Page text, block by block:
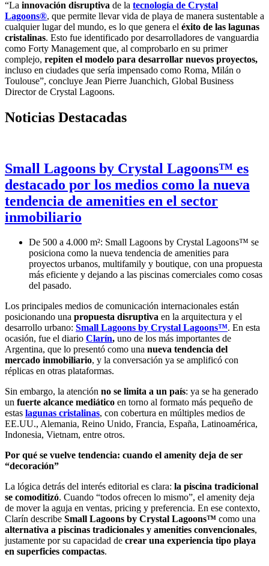
“La innovación disruptiva de la tecnología de Crystal
Lagoons®, que permite llevar vida de playa de manera sustentable a
cualquier lugar del mundo, es lo que genera el éxito de las lagunas
cristalinas. Esto fue identificado por desarrolladores de vanguardia
como Forty Management que, al comprobarlo en su primer
complejo, repiten el modelo para desarrollar nuevos proyectos,
incluso en ciudades que sería impensado como Roma, Milán o
Toulouse”, concluye Jean Pierre Juanchich, Global Business
Director de Crystal Lagoons.
Noticias Destacadas
Small Lagoons by Crystal Lagoons™ es
destacado por los medios como la nueva
tendencia de amenities en el sector
inmobiliario
De 500 a 4.000 m²: Small Lagoons by Crystal Lagoons™ se
posiciona como la nueva tendencia de amenities para
proyectos urbanos, multifamily y boutique, con una propuesta
más eficiente y dejando a las piscinas comerciales como cosas
del pasado.
Los principales medios de comunicación internacionales están
posicionando una propuesta disruptiva en la arquitectura y el
desarrollo urbano: Small Lagoons by Crystal Lagoons™. En esta
ocasión, fue el diario Clarín, uno de los más importantes de
Argentina, que lo presentó como una nueva tendencia del
mercado inmobiliario, y la conversación ya se amplificó con
réplicas en otras plataformas.
Sin embargo, la atención no se limita a un país: ya se ha generado
un fuerte alcance mediático en torno al formato más pequeño de
estas lagunas cristalinas, con cobertura en múltiples medios de
EE.UU., Alemania, Reino Unido, Francia, España, Latinoamérica,
Indonesia, Vietnam, entre otros.
Por qué se vuelve tendencia: cuando el amenity deja de ser
“decoración”
La lógica detrás del interés editorial es clara: la piscina tradicional
se comoditizó. Cuando “todos ofrecen lo mismo”, el amenity deja
de mover la aguja en ventas, pricing y preferencia. En ese contexto,
Clarín describe Small Lagoons by Crystal Lagoons™ como una
alternativa a piscinas tradicionales y amenities convencionales,
justamente por su capacidad de crear una experiencia tipo playa
en superficies compactas.